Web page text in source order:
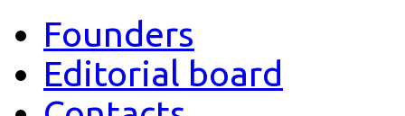
Founders
Editorial board